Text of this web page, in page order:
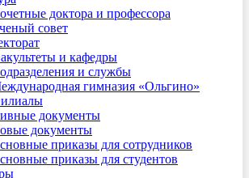
доктора и профессора
совет
и кафедры
и службы
гимназия «Ольгино»
документы
документы
приказы для сотрудников
приказы для студентов